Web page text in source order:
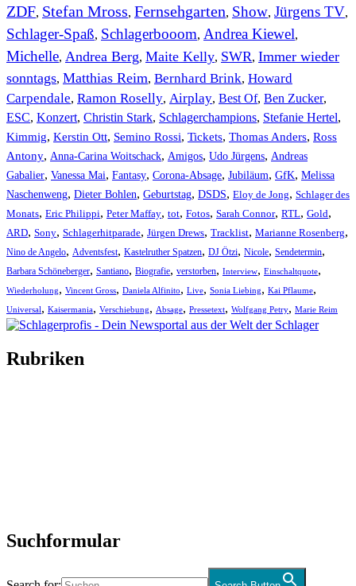
ZDF, Stefan Mross, Fernsehgarten, Show, Jürgens TV,
Schlager-Spaß, Schlagerbooom, Andrea Kiewel,
Michelle, Andrea Berg, Maite Kelly, SWR, Immer wieder
sonntags, Matthias Reim, Bernhard Brink, Howard
Carpendale, Ramon Roselly, Airplay, Best Of, Ben Zucker,
ESC, Konzert, Christin Stark, Schlagerchampions, Stefanie Hertel,
Kimmig, Kerstin Ott, Semino Rossi, Tickets, Thomas Anders, Ross
Antony, Anna-Carina Woitschack, Amigos, Udo Jürgens, Andreas
Gabalier, Vanessa Mai, Fantasy, Corona-Absage, Jubiläum, GfK, Melissa
Naschenweng, Dieter Bohlen, Geburtstag, DSDS, Eloy de Jong, Schlager des
Monats, Eric Philippi, Peter Maffay, tot, Fotos, Sarah Connor, RTL, Gold,
ARD, Sony, Schlagerhitparade, Jürgen Drews, Tracklist, Marianne Rosenberg,
Nino de Angelo, Adventsfest, Kastelruther Spatzen, DJ Ötzi, Nicole, Sendetermin,
Barbara Schöneberger, Santiano, Biografie, verstorben, Interview, Einschaltquote,
Wiederholung, Vincent Gross, Daniela Alfinito, Live, Sonia Liebing, Kai Pflaume,
Universal, Kaisermania, Verschiebung, Absage, Pressetext, Wolfgang Petry, Marie Reim
Rubriken
Suchformular